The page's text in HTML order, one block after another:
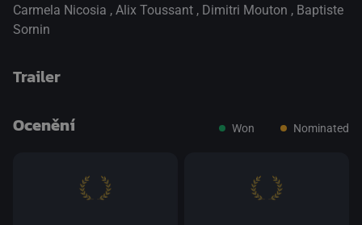
Carmela Nicosia , Alix Toussant , Dimitri Mouton , Baptiste
Sornin
Trailer
přepnout na HTML5 přehrávač
Ocenění Won Nominated